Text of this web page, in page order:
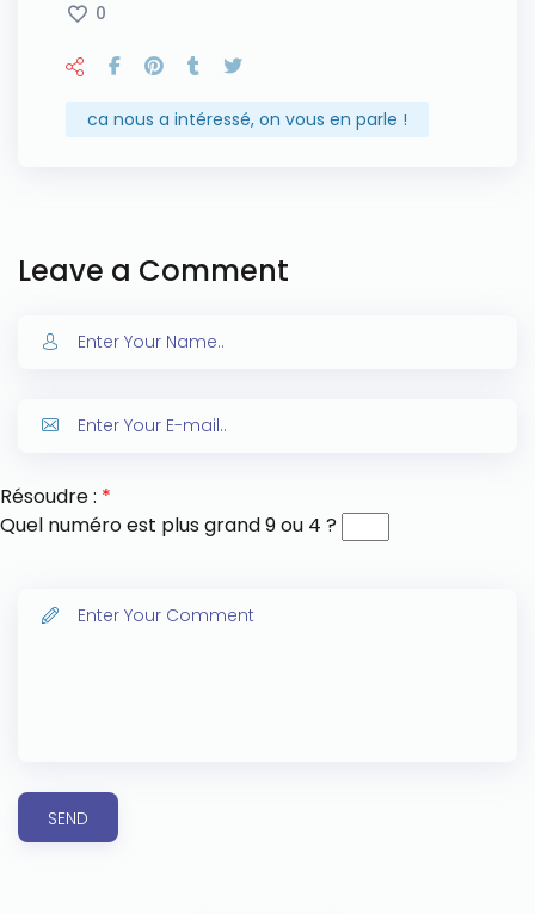
0
ca nous a intéressé, on vous en parle !
Leave a Comment
Résoudre : *
Quel numéro est plus grand 9 ou 4 ?
SEND